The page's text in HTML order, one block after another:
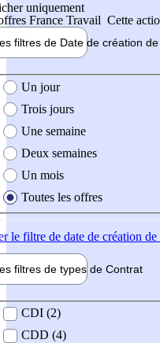
uniquement
France Travail Cette
filtres de Date de création
création de l'offre
Un jour
Trois jours
Une semaine
Deux semaines
Un mois
Toutes les offres
le filtre de date de création
filtres de types de Contrat
contrat
CDI (2)
CDD (4)